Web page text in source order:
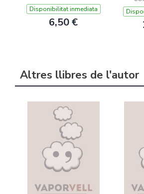
Disponibilitat inmediata
6,50 €
Altres llibres de l'autor